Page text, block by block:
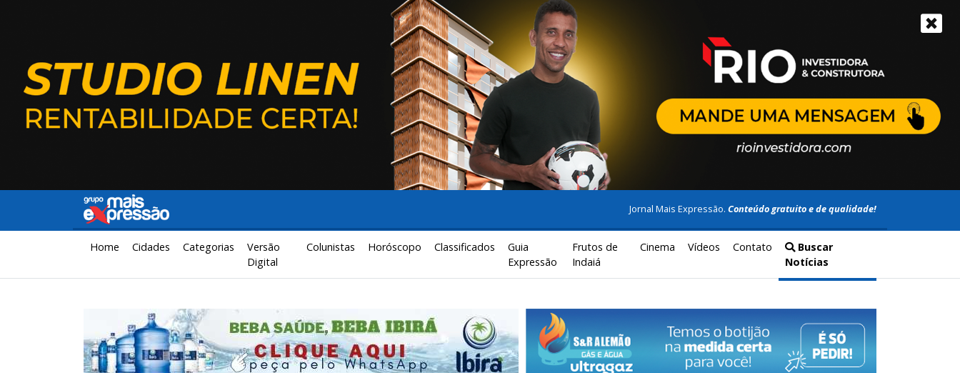
Jornal Mais Expressão. Conteúdo gratuito e de qualidade!
Home Cidades Categorias
Versão
Digital
Colunistas Horóscopo Classificados
Guia
Expressão
Frutos de
Indaiá
Cinema Vídeos Contato
Buscar
Notícias